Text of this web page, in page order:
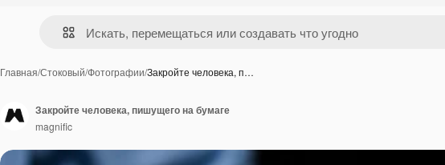
Главная/Стоковый/Фотографии/Закройте человека, п…
Закройте человека, пишущего на бумаге
magnific